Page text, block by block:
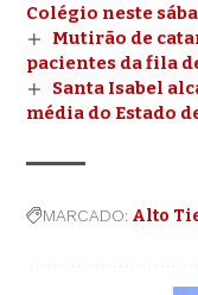
Colégio neste
Mutirão de
pacientes da fila
Santa Isabel
média do Estado
MARCADO: Alto